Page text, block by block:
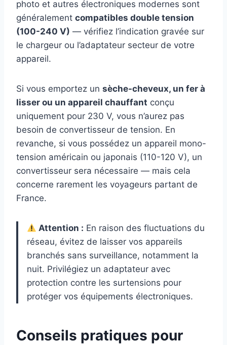
photo et autres électroniques modernes sont
généralement compatibles double tension
(100-240 V) — vérifiez l’indication gravée sur
le chargeur ou l’adaptateur secteur de votre
appareil.
Si vous emportez un sèche-cheveux, un fer à
lisser ou un appareil chauffant conçu
uniquement pour 230 V, vous n’aurez pas
besoin de convertisseur de tension. En
revanche, si vous possédez un appareil mono-
tension américain ou japonais (110-120 V), un
convertisseur sera nécessaire — mais cela
concerne rarement les voyageurs partant de
France.
Attention : En raison des fluctuations du
réseau, évitez de laisser vos appareils
branchés sans surveillance, notamment la
nuit. Privilégiez un adaptateur avec
protection contre les surtensions pour
protéger vos équipements électroniques.
Conseils pratiques pour